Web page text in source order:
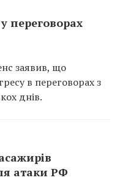
переговорах
заявив, що
в переговорах з
днів.
атаки РФ